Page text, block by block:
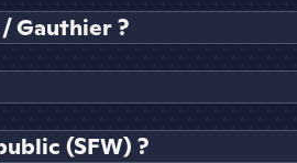
Gauthier ?
(SFW) ?